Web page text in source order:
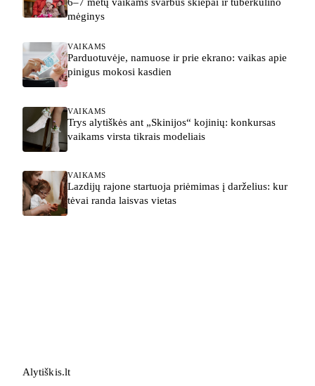
6–7 metų vaikams svarbūs skiepai ir tuberkulino
mėginys
VAIKAMS
Parduotuvėje, namuose ir prie ekrano: vaikas apie
pinigus mokosi kasdien
VAIKAMS
Trys alytiškės ant „Skinijos“ kojinių: konkursas
vaikams virsta tikrais modeliais
VAIKAMS
Lazdijų rajone startuoja priėmimas į darželius: kur
tėvai randa laisvas vietas
Alytiškis.lt